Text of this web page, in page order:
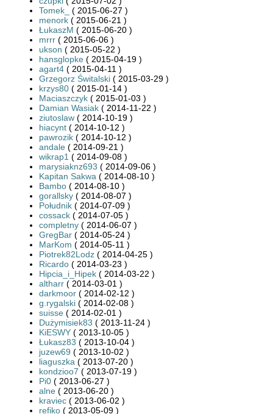
Tomek_
( 2015-06-27 )
menork ( 2015-06-21 )
ŁukaszM ( 2015-06-20 )
mrrr ( 2015-06-06 )
ukson ( 2015-05-22 )
hansglopke ( 2015-04-19 )
agart4 ( 2015-04-11 )
Grzegorz Świtalski ( 2015-03-29 )
krzys80 ( 2015-01-14 )
Maciaszczyk ( 2015-01-03 )
Damian Wasiak ( 2014-11-22 )
ziutoslaw ( 2014-10-19 )
hiacynt ( 2014-10-12 )
pawrozik ( 2014-10-12 )
andale ( 2014-09-21 )
wikrap1 ( 2014-09-08 )
marysiaknz693 ( 2014-09-06 )
Kapitan Sakwa ( 2014-08-10 )
Bambo ( 2014-08-10 )
gorallsky ( 2014-08-07 )
Południk ( 2014-07-09 )
cossack ( 2014-07-05 )
completny ( 2014-06-07 )
GregBar ( 2014-05-24 )
MarKom ( 2014-05-11 )
Piotrek82Lodz ( 2014-04-25 )
Ricardo ( 2014-03-23 )
Hipcia_i_Hipek ( 2014-03-22 )
altharr ( 2014-03-01 )
darkmoor ( 2014-02-12 )
g.rygalski ( 2014-02-08 )
suisse ( 2014-02-01 )
Dużymisiek83 ( 2013-11-24 )
KiESWY ( 2013-10-05 )
Łukasz83 ( 2013-10-04 )
juzew69 ( 2013-10-02 )
liaguszka ( 2013-07-20 )
kondzioo7 ( 2013-07-19 )
Pi0 ( 2013-06-27 )
alne ( 2013-06-20 )
kraviec ( 2013-06-02 )
refiko ( 2013-05-09 )